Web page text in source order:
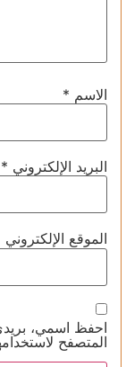
الاسم *
البريد الإلكتروني *
الموقع الإلكتروني
احفظ اسمي، بريدي
المتصفح